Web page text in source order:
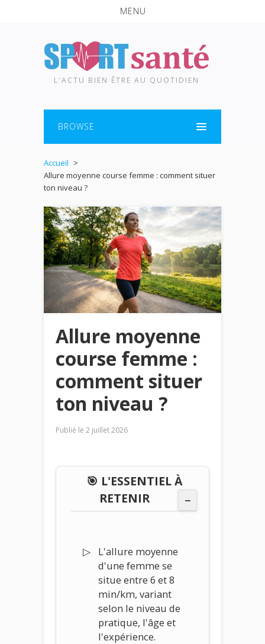
MENU
L'ACTU BIEN ÊTRE AU QUOTIDIEN
BROWSE
Accueil
Allure moyenne course femme : comment situer
ton niveau ?
Allure moyenne
course femme :
comment situer
ton niveau ?
Publié le 2 juillet 2026
🎯 L'ESSENTIEL À
RETENIR
−
L'allure moyenne
d'une femme se
situe entre 6 et 8
min/km, variant
selon le niveau de
pratique, l'âge et
l'expérience.